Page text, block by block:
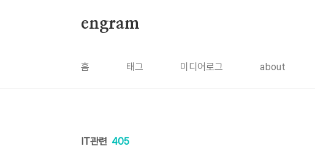
engram
홈 태그 미디어로그 about
IT관련 405